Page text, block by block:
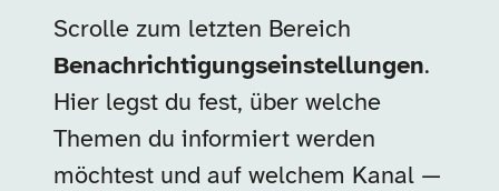
Scrolle zum letzten Bereich
Benachrichtigungseinstellungen.
Hier legst du fest, über welche
Themen du informiert werden
möchtest und auf welchem Kanal —